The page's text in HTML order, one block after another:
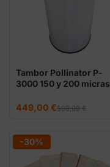
Tambor Pollinator P-
3000 150 y 200 micras
598,00€
El
precio
598,00 €.
449,00 €
El
precio
449,00 €.
-30%